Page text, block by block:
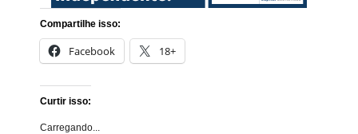
Compartilhe isso:
Facebook 18+
Curtir isso:
Carregando...